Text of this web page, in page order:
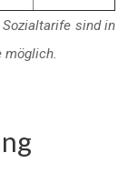
Sozialtarife sind in
möglich.